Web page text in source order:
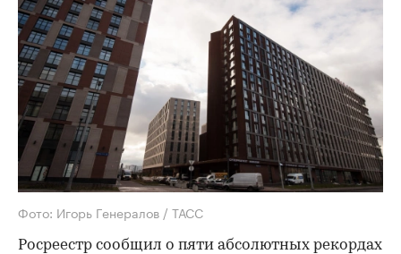
Фото: Игорь Генералов / ТАСС
Росреестр сообщил о пяти абсолютных рекордах